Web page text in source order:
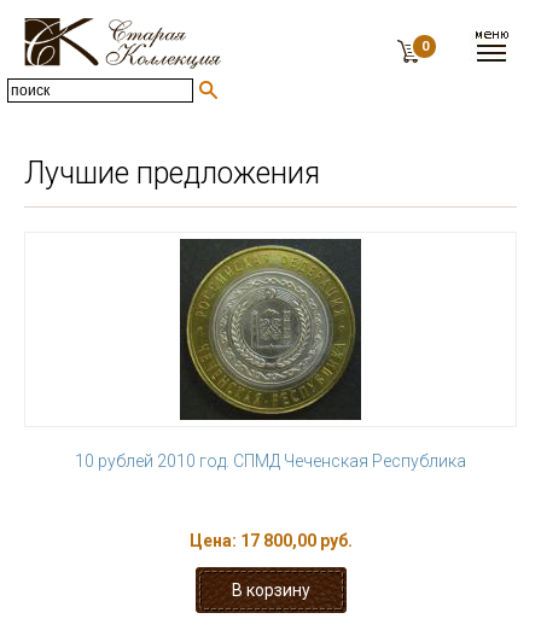
0
Лучшие предложения
10 рублей 2010 год. СПМД Чеченская Республика
Цена: 17 800,00 руб.